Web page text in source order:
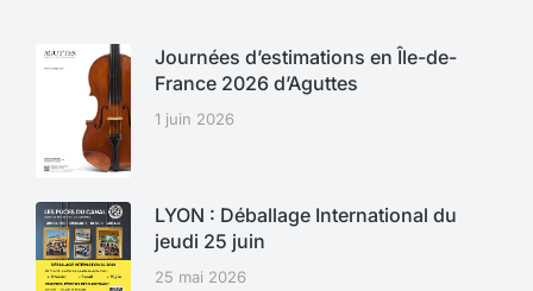
Journées d’estimations en Île-de-
France 2026 d’Aguttes
1 juin 2026
LYON : Déballage International du
jeudi 25 juin
25 mai 2026